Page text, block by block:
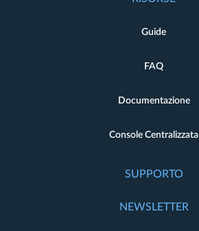
Guide
FAQ
Documentazione
Console Centralizzata
SUPPORTO
NEWSLETTER